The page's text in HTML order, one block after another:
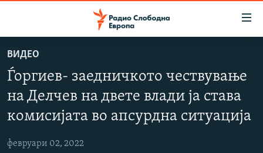
на
содржината
Оди
главната
Премини
МАКЕДОНИЈА
СВЕТ
ВИЗУЕЛНО
ШТО ТРЕБА ДА ЗНАЕТЕ
ВИДЕО
Ѓоргиев- заедничкото чествување
на Делчев на двете влади ја става
комисијата во апсурдна ситуација
февруари 02, 2022